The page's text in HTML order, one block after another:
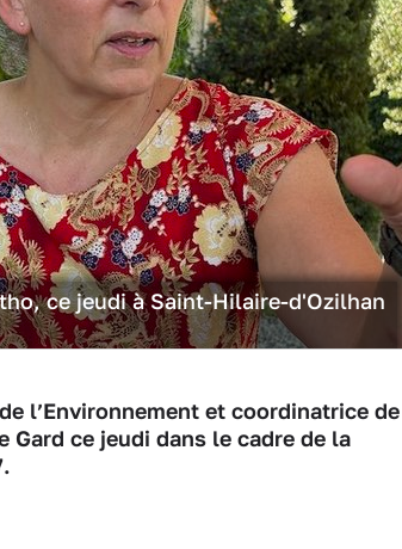
ce jeudi à Saint-Hilaire-d'Ozilhan
l’Environnement et coordinatrice de
ce jeudi dans le cadre de la